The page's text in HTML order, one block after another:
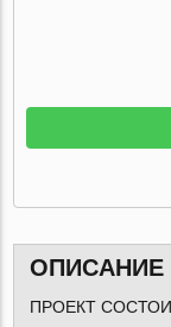
ОПИСАНИЕ
ПРОЕКТ